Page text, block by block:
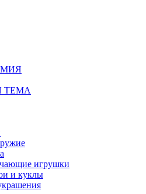
ТЕМА
игрушки
и куклы